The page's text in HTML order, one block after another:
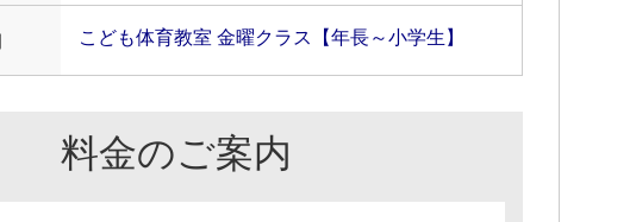
こども体育教室 金曜クラス【年長～小学生】
料金のご案内